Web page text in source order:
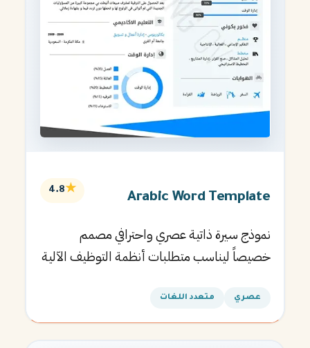
Arabic Word Template
★
4.8
نموذج سيرة ذاتية عصري واحترافي مصمم
خصيصاً ليناسب متطلبات أنظمة التوظيف الآلية
عصري متعدد اللغات